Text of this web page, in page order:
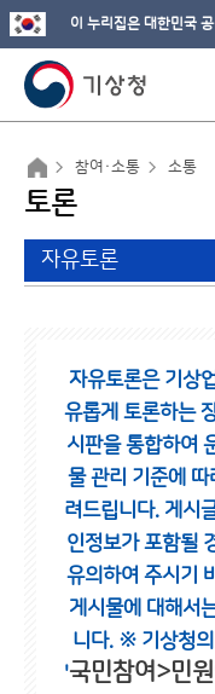
이 누리집은 대한민국
참여·소통 소통
토론
자유토론
자유토론은 기상
유롭게 토론하는
시판을 통합하여
물 관리 기준에
려드립니다. 게시
인정보가 포함될
유의하여 주시기
게시물에 대해서
니다. ※ 기상청의
'국민참여>민